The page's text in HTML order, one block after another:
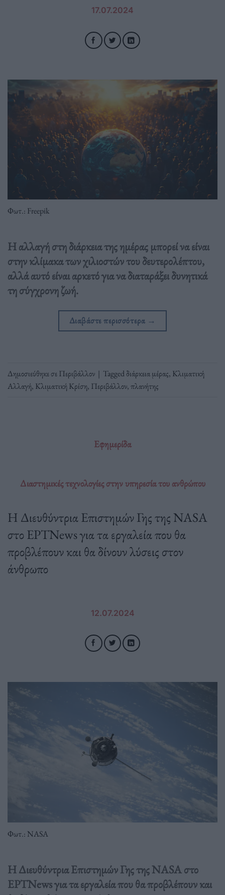
17.07.2024
Φωτ.: Freepik
Η αλλαγή στη διάρκεια της ημέρας μπορεί να είναι
στην κλίμακα των χιλιοστών του δευτερολέπτου,
αλλά αυτό είναι αρκετό για να διαταράξει δυνητικά
τη σύγχρονη ζωή.
Διαβάστε περισσότερα →
Δημοσιεύθηκε σεΠεριβάλλον | Taggedδιάρκεια μέρας, Κλιματική
Αλλαγή, Κλιματική Κρίση, Περιβάλλον,πλανήτης
Εφημερίδα
Διαστημικές τεχνολογίες στην υπηρεσία του ανθρώπου
Η Διευθύντρια Επιστημών Γης της NASA
στο ΕΡΤNews για τα εργαλεία που θα
προβλέπουν και θα δίνουν λύσεις στον
άνθρωπο
12.07.2024
Φωτ.: NASA
Η Διευθύντρια Επιστημών Γης της NASA στο
ΕΡΤNews για τα εργαλεία που θα προβλέπουν και